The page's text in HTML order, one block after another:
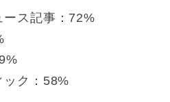
ース記事：72%
ック：58%